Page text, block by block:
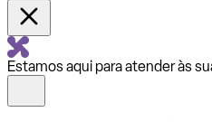
Estamos aqui para atender às